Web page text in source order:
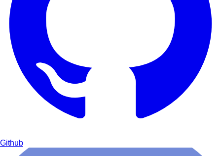
Github